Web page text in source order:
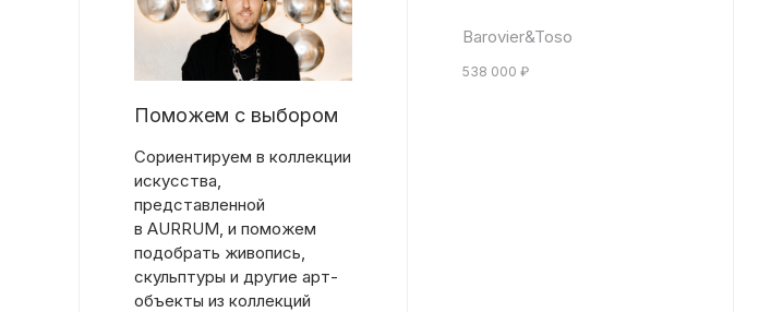
Поможем с выбором
Сориентируем в коллекции
искусства,
представленной
в AURRUM, и поможем
подобрать живопись,
скульптуры и другие арт-
объекты из коллекций
Barovier&Toso
538 000 ₽